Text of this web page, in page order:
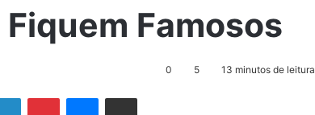
Famosos
0 5 13 minutos de leitura
LinkedinPinterestMessenger
Compartilhar via e-mail